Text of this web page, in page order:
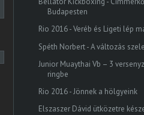
Budapesten
Rio 2016 - Veréb és Ligeti lép
Spéth Norbert - A változás szele
Junior Muaythai Vb – 3
ringbe
Rio 2016 - Jönnek a hölgyeink
Elszaszer Dávid ütközetre